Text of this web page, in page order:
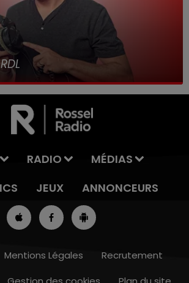
RADIO
MÉDIAS
JEUX ANNONCEURS
Mentions Légales
Recrutement